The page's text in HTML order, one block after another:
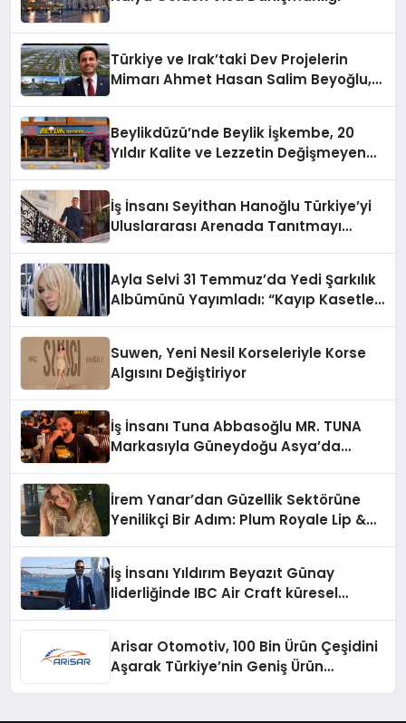
Türkiye ve Irak’taki Dev Projelerin
Mimarı Ahmet Hasan Salim Beyoğlu,
Hayata Geçirecek
Beylikdüzü’nde Beylik İşkembe, 20
Yıldır Kalite ve Lezzetin Değişmeyen
İş İnsanı Seyithan Hanoğlu Türkiye’yi
Uluslararası Arenada Tanıtmayı
Ayla Selvi 31 Temmuz’da Yedi Şarkılık
Albümünü Yayımladı: “Kayıp Kasetler
Suwen, Yeni Nesil Korseleriyle Korse
Algısını Değiştiriyor
İş İnsanı Tuna Abbasoğlu MR. TUNA
Markasıyla Güneydoğu Asya’da
İrem Yanar’dan Güzellik Sektörüne
Yenilikçi Bir Adım: Plum Royale Lip &
İş İnsanı Yıldırım Beyazıt Günay
liderliğinde IBC Air Craft küresel
Arisar Otomotiv, 100 Bin Ürün Çeşidini
Aşarak Türkiye’nin Geniş Ürün